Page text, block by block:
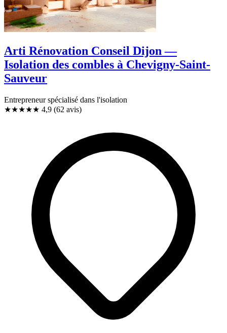
Arti Rénovation Conseil Dijon —
Isolation des combles à Chevigny-Saint-
Sauveur
Entrepreneur spécialisé dans l'isolation
★★★★★ 4,9 (62 avis)